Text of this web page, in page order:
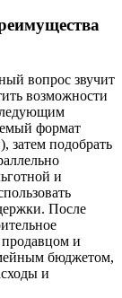
вопрос звучит
возможности
формат
затем подобрать
и
После
продавцом и
бюджетом,
и